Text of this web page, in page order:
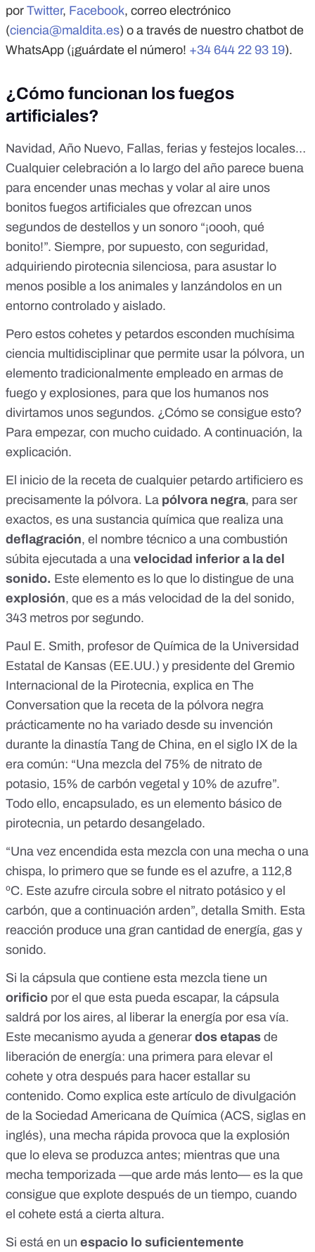
por Twitter, Facebook, correo electrónico
(ciencia@maldita.es) o a través de nuestro chatbot de
WhatsApp (¡guárdate el número! +34 644 22 93 19).
¿Cómo funcionan los fuegos
artificiales?
Navidad, Año Nuevo, Fallas, ferias y festejos locales…
Cualquier celebración a lo largo del año parece buena
para encender unas mechas y volar al aire unos
bonitos fuegos artificiales que ofrezcan unos
segundos de destellos y un sonoro “¡oooh, qué
bonito!”. Siempre, por supuesto, con seguridad,
adquiriendo pirotecnia silenciosa, para asustar lo
menos posible a los animales y lanzándolos en un
entorno controlado y aislado.
Pero estos cohetes y petardos esconden muchísima
ciencia multidisciplinar que permite usar la pólvora, un
elemento tradicionalmente empleado en armas de
fuego y explosiones, para que los humanos nos
divirtamos unos segundos. ¿Cómo se consigue esto?
Para empezar, con mucho cuidado. A continuación, la
explicación.
El inicio de la receta de cualquier petardo artificiero es
precisamente la pólvora. La pólvora negra, para ser
exactos, es una sustancia química que realiza una
deflagración, el nombre técnico a una combustión
súbita ejecutada a una velocidad inferior a la del
sonido. Este elemento es lo que lo distingue de una
explosión, que es a más velocidad de la del sonido,
343 metros por segundo.
Paul E. Smith, profesor de Química de la Universidad
Estatal de Kansas (EE.UU.) y presidente del Gremio
Internacional de la Pirotecnia, explica en The
Conversation que la receta de la pólvora negra
prácticamente no ha variado desde su invención
durante la dinastía Tang de China, en el siglo IX de la
era común: “Una mezcla del 75% de nitrato de
potasio, 15% de carbón vegetal y 10% de azufre”.
Todo ello, encapsulado, es un elemento básico de
pirotecnia, un petardo desangelado.
“Una vez encendida esta mezcla con una mecha o una
chispa, lo primero que se funde es el azufre, a 112,8
ºC. Este azufre circula sobre el nitrato potásico y el
carbón, que a continuación arden”, detalla Smith. Esta
reacción produce una gran cantidad de energía, gas y
sonido.
Si la cápsula que contiene esta mezcla tiene un
orificio por el que esta pueda escapar, la cápsula
saldrá por los aires, al liberar la energía por esa vía.
Este mecanismo ayuda a generar dos etapas de
liberación de energía: una primera para elevar el
cohete y otra después para hacer estallar su
contenido. Como explica este artículo de divulgación
de la Sociedad Americana de Química (ACS, siglas en
inglés), una mecha rápida provoca que la explosión
que lo eleva se produzca antes; mientras que una
mecha temporizada —que arde más lento— es la que
consigue que explote después de un tiempo, cuando
el cohete está a cierta altura.
Si está en un espacio lo suficientemente